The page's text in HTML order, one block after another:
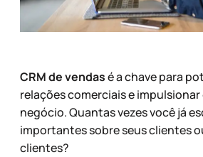
CRM de vendasé a chave para
relações comerciais e impulsionar
negócio. Quantas vezes você já
importantes sobre seus clientes
clientes?